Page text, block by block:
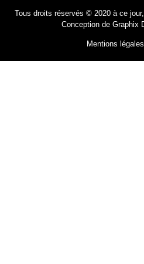
Tous droits réservés © 2020 à ce
Conception de Graphix
Mentions légales